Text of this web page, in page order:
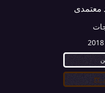
معتمدی
2018